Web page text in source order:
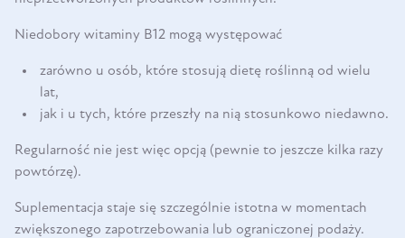
Niedobory witaminy B12 mogą występować
zarówno u osób, które stosują dietę roślinną od wielu
lat,
jak i u tych, które przeszły na nią stosunkowo niedawno.
Regularność nie jest więc opcją (pewnie to jeszcze kilka razy
powtórzę).
Suplementacja staje się szczególnie istotna w momentach
zwiększonego zapotrzebowania lub ograniczonej podaży.